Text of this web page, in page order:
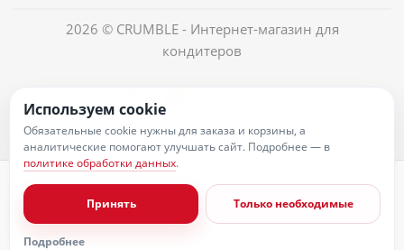
2026 © CRUMBLE - Интернет-магазин для
кондитеров
Согласие на обработку персональных данных
Публичная оферта
Пользовательское соглашение
Условия оплаты
Используем cookie
Обязательные cookie нужны для заказа и корзины, а
аналитические помогают улучшать сайт. Подробнее — в
политике обработки данных.
Принять Только необходимые
Подробнее